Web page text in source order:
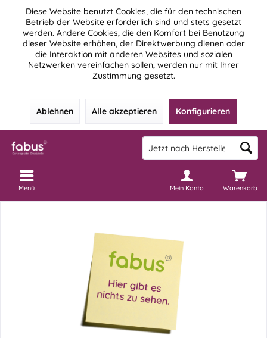
Diese Website benutzt Cookies, die für den technischen
Betrieb der Website erforderlich sind und stets gesetzt
werden. Andere Cookies, die den Komfort bei Benutzung
dieser Website erhöhen, der Direktwerbung dienen oder
die Interaktion mit anderen Websites und sozialen
Netzwerken vereinfachen sollen, werden nur mit Ihrer
Zustimmung gesetzt.
Ablehnen Alle akzeptieren Konfigurieren
Warenkorb
Mein Konto
Menü